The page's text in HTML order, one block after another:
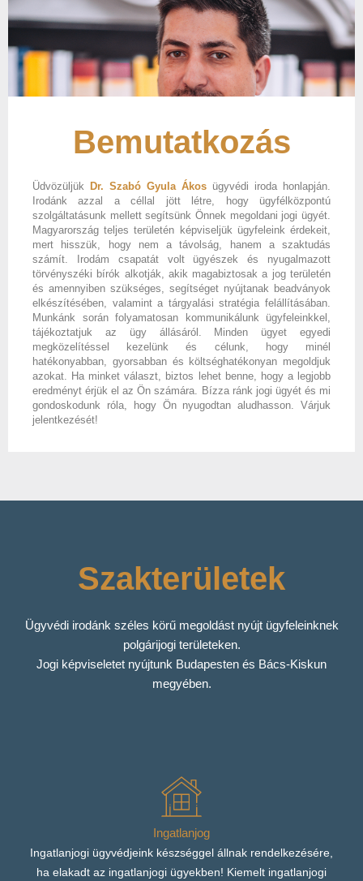
Bemutatkozás
Üdvözüljük Dr. Szabó Gyula Ákos ügyvédi iroda honlapján.
Irodánk azzal a céllal jött létre, hogy ügyfélközpontú
szolgáltatásunk mellett segítsünk Önnek megoldani jogi ügyét.
Magyarország teljes területén képviseljük ügyfeleink érdekeit,
mert hisszük, hogy nem a távolság, hanem a szaktudás
számít. Irodám csapatát volt ügyészek és nyugalmazott
törvényszéki bírók alkotják, akik magabiztosak a jog területén
és amennyiben szükséges, segítséget nyújtanak beadványok
elkészítésében, valamint a tárgyalási stratégia felállításában.
Munkánk során folyamatosan kommunikálunk ügyfeleinkkel,
tájékoztatjuk az ügy állásáról. Minden ügyet egyedi
megközelítéssel kezelünk és célunk, hogy minél
hatékonyabban, gyorsabban és költséghatékonyan megoldjuk
azokat. Ha minket választ, biztos lehet benne, hogy a legjobb
eredményt érjük el az Ön számára. Bízza ránk jogi ügyét és mi
gondoskodunk róla, hogy Ön nyugodtan aludhasson. Várjuk
jelentkezését!
Szakterületek
Ügyvédi irodánk széles körű megoldást nyújt ügyfeleinknek
polgárijogi területeken.
Jogi képviseletet nyújtunk Budapesten és Bács-Kiskun
megyében.
Ingatlanjog
Ingatlanjogi ügyvédjeink készséggel állnak rendelkezésére,
ha elakadt az ingatlanjogi ügyekben! Kiemelt ingatlanjogi